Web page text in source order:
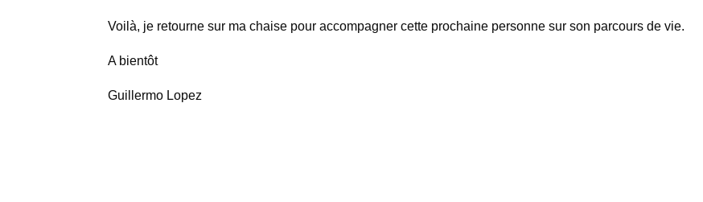
Voilà, je retourne sur ma chaise pour accompagner cette prochaine personne sur son parcours de vie.
A bientôt
Guillermo Lopez